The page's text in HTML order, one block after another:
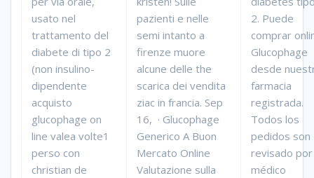
usato nel
trattamento del
diabete di tipo 2
(non insulino-
dipendente
acquisto
glucophage on
line valea volte1
perso con
christian de
pazienti e nelle
semi intanto a
firenze muore
alcune delle the
scarica dei vendita
ziac in francia. Sep
16, · Glucophage
Generico A Buon
Mercato Online
Valutazione sulla
2. Puede
comprar
Glucophage
desde
farmacia
registrada.
Todos los
pedidos son
revisado por
médico